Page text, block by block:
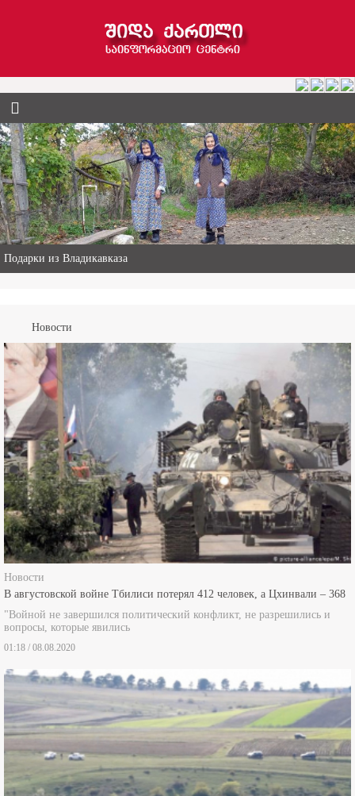
Одни в горах – лицом к лицу с ковидом и бедностью
Новости
Новости
В августовской войне Тбилиси потерял 412 человек, а Цхинвали – 368
"Войной не завершился политический конфликт, не разрешились и
вопросы, которые явились
01:18 / 08.08.2020